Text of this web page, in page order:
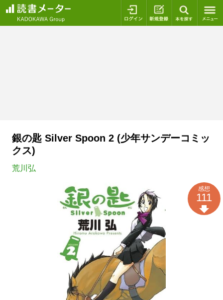
ログイン 新規登録
銀の匙 Silver Spoon 2 (少年サンデーコミッ
クス)
荒川弘
感想
111